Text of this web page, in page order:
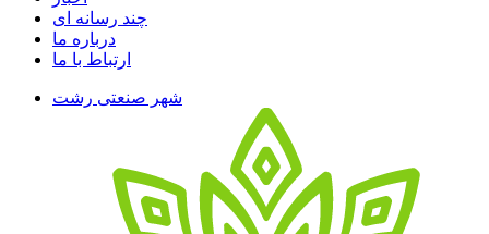
چند رسانه ای
درباره ما
ارتباط با ما
شهر صنعتی رشت